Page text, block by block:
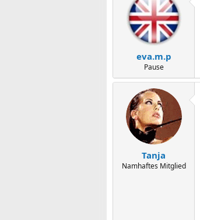
eva.m.p
Pause
Tanja
Namhaftes Mitglied